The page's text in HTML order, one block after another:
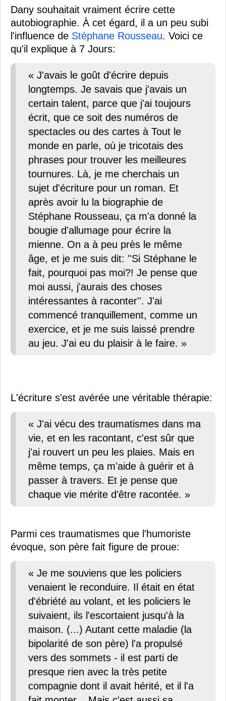
Dany souhaitait vraiment écrire cette
autobiographie. À cet égard, il a un peu subi
l'influence de Stéphane Rousseau. Voici ce
qu'il explique à 7 Jours:
« J'avais le goût d'écrire depuis
longtemps. Je savais que j'avais un
certain talent, parce que j'ai toujours
écrit, que ce soit des numéros de
spectacles ou des cartes à Tout le
monde en parle, où je tricotais des
phrases pour trouver les meilleures
tournures. Là, je me cherchais un
sujet d'écriture pour un roman. Et
après avoir lu la biographie de
Stéphane Rousseau, ça m'a donné la
bougie d'allumage pour écrire la
mienne. On a à peu près le même
âge, et je me suis dit: ''Si Stéphane le
fait, pourquoi pas moi?! Je pense que
moi aussi, j'aurais des choses
intéressantes à raconter''. J'ai
commencé tranquillement, comme un
exercice, et je me suis laissé prendre
au jeu. J'ai eu du plaisir à le faire. »
L'écriture s'est avérée une véritable thérapie:
« J'ai vécu des traumatismes dans ma
vie, et en les racontant, c'est sûr que
j'ai rouvert un peu les plaies. Mais en
même temps, ça m'aide à guérir et à
passer à travers. Et je pense que
chaque vie mérite d'être racontée. »
Parmi ces traumatismes que l'humoriste
évoque, son père fait figure de proue:
« Je me souviens que les policiers
venaient le reconduire. Il était en état
d'ébriété au volant, et les policiers le
suivaient, ils l'escortaient jusqu'à la
maison. (...) Autant cette maladie (la
bipolarité de son père) l'a propulsé
vers des sommets - il est parti de
presque rien avec la très petite
compagnie dont il avait hérité, et il l'a